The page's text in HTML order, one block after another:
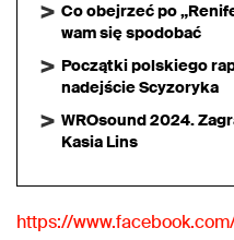
Co obejrzeć po
wam się spodobać
Początki polskiego
nadejście Scyzoryka
WROsound 2024.
Kasia Lins
https://